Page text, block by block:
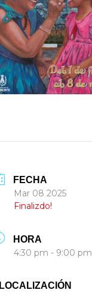
FECHA
Mar 08 2025
Finalizdo!
HORA
4:30 pm - 9:00 pm
LOCALIZACIÓN